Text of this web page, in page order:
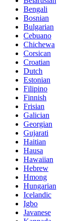
Bengali
Bosnian
Bulgarian
Cebuano
Chichewa
Corsican
Croatian
Dutch
Estonian
Filipino
Finnish
Frisian
Galician
Georgian
Gujarati
Haitian
Hausa
Hawaiian
Hebrew
Hmong
Hungarian
Icelandic
Igbo
Javanese